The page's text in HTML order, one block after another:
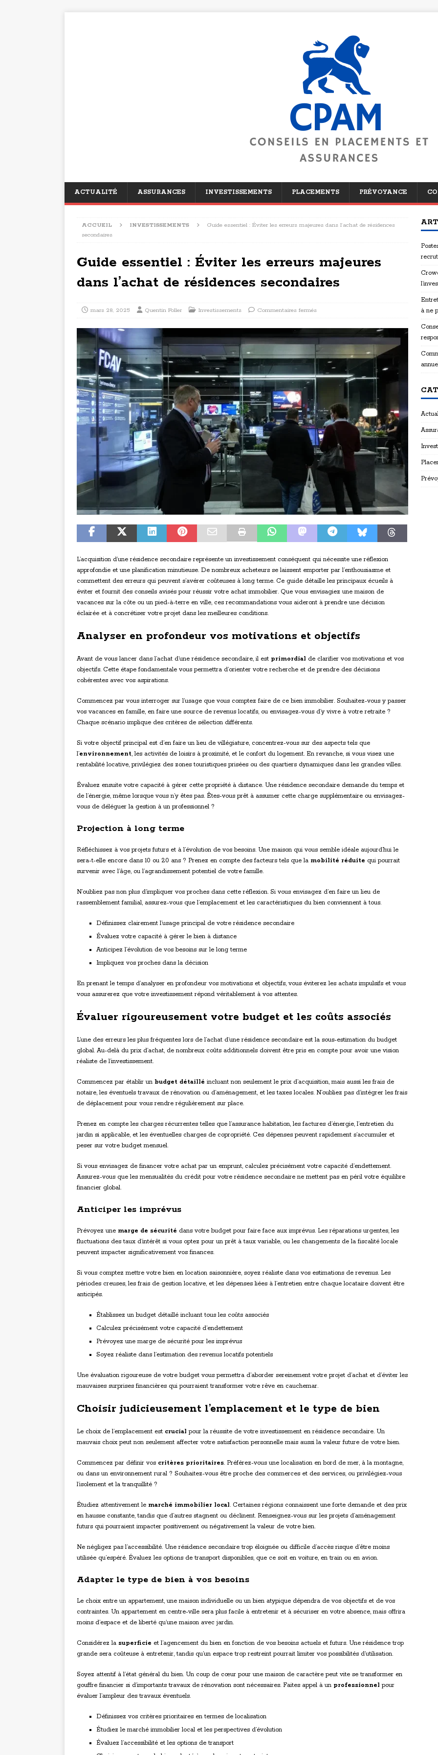
ACTUALITÉ ASSURANCES INVESTISSEMENTS PLACEMENTS PRÉVOYANCE
ACCUEIL INVESTISSEMENTS
Guide essentiel : Éviter les erreurs majeures dans l’achat de résidences
secondaires
Guide essentiel : Éviter les erreurs majeures
dans l’achat de résidences secondaires
mars 28, 2025 Quentin Foller Investissements Commentaires fermés
L’acquisition d’une résidence secondaire représente un investissement conséquent qui nécessite une réflexion
approfondie et une planification minutieuse. De nombreux acheteurs se laissent emporter par l’enthousiasme et
commettent des erreurs qui peuvent s’avérer coûteuses à long terme. Ce guide détaille les principaux écueils à
éviter et fournit des conseils avisés pour réussir votre achat immobilier. Que vous envisagiez une maison de
vacances sur la côte ou un pied-à-terre en ville, ces recommandations vous aideront à prendre une décision
éclairée et à concrétiser votre projet dans les meilleures conditions.
Analyser en profondeur vos motivations et objectifs
Avant de vous lancer dans l’achat d’une résidence secondaire, il est primordial de clarifier vos motivations et vos
objectifs. Cette étape fondamentale vous permettra d’orienter votre recherche et de prendre des décisions
cohérentes avec vos aspirations.
Commencez par vous interroger sur l’usage que vous comptez faire de ce bien immobilier. Souhaitez-vous y passer
vos vacances en famille, en faire une source de revenus locatifs, ou envisagez-vous d’y vivre à votre retraite ?
Chaque scénario implique des critères de sélection différents.
Si votre objectif principal est d’en faire un lieu de villégiature, concentrez-vous sur des aspects tels que
l’environnement, les activités de loisirs à proximité, et le confort du logement. En revanche, si vous visez une
rentabilité locative, privilégiez des zones touristiques prisées ou des quartiers dynamiques dans les grandes villes.
Évaluez ensuite votre capacité à gérer cette propriété à distance. Une résidence secondaire demande du temps et
de l’énergie, même lorsque vous n’y êtes pas. Êtes-vous prêt à assumer cette charge supplémentaire ou envisagez-
vous de déléguer la gestion à un professionnel ?
Projection à long terme
Réfléchissez à vos projets futurs et à l’évolution de vos besoins. Une maison qui vous semble idéale aujourd’hui le
sera-t-elle encore dans 10 ou 20 ans ? Prenez en compte des facteurs tels que la mobilité réduite qui pourrait
survenir avec l’âge, ou l’agrandissement potentiel de votre famille.
N’oubliez pas non plus d’impliquer vos proches dans cette réflexion. Si vous envisagez d’en faire un lieu de
rassemblement familial, assurez-vous que l’emplacement et les caractéristiques du bien conviennent à tous.
Définissez clairement l’usage principal de votre résidence secondaire
Évaluez votre capacité à gérer le bien à distance
Anticipez l’évolution de vos besoins sur le long terme
Impliquez vos proches dans la décision
En prenant le temps d’analyser en profondeur vos motivations et objectifs, vous éviterez les achats impulsifs et vous
vous assurerez que votre investissement répond véritablement à vos attentes.
Évaluer rigoureusement votre budget et les coûts associés
L’une des erreurs les plus fréquentes lors de l’achat d’une résidence secondaire est la sous-estimation du budget
global. Au-delà du prix d’achat, de nombreux coûts additionnels doivent être pris en compte pour avoir une vision
réaliste de l’investissement.
Commencez par établir un budget détaillé incluant non seulement le prix d’acquisition, mais aussi les frais de
notaire, les éventuels travaux de rénovation ou d’aménagement, et les taxes locales. N’oubliez pas d’intégrer les frais
de déplacement pour vous rendre régulièrement sur place.
Prenez en compte les charges récurrentes telles que l’assurance habitation, les factures d’énergie, l’entretien du
jardin si applicable, et les éventuelles charges de copropriété. Ces dépenses peuvent rapidement s’accumuler et
peser sur votre budget mensuel.
Si vous envisagez de financer votre achat par un emprunt, calculez précisément votre capacité d’endettement.
Assurez-vous que les mensualités du crédit pour votre résidence secondaire ne mettent pas en péril votre équilibre
financier global.
Anticiper les imprévus
Prévoyez une marge de sécurité dans votre budget pour faire face aux imprévus. Les réparations urgentes, les
fluctuations des taux d’intérêt si vous optez pour un prêt à taux variable, ou les changements de la fiscalité locale
peuvent impacter significativement vos finances.
Si vous comptez mettre votre bien en location saisonnière, soyez réaliste dans vos estimations de revenus. Les
périodes creuses, les frais de gestion locative, et les dépenses liées à l’entretien entre chaque locataire doivent être
anticipés.
Établissez un budget détaillé incluant tous les coûts associés
Calculez précisément votre capacité d’endettement
Prévoyez une marge de sécurité pour les imprévus
Soyez réaliste dans l’estimation des revenus locatifs potentiels
Une évaluation rigoureuse de votre budget vous permettra d’aborder sereinement votre projet d’achat et d’éviter les
mauvaises surprises financières qui pourraient transformer votre rêve en cauchemar.
Choisir judicieusement l’emplacement et le type de bien
Le choix de l’emplacement est crucial pour la réussite de votre investissement en résidence secondaire. Un
mauvais choix peut non seulement affecter votre satisfaction personnelle mais aussi la valeur future de votre bien.
Commencez par définir vos critères prioritaires. Préférez-vous une localisation en bord de mer, à la montagne,
ou dans un environnement rural ? Souhaitez-vous être proche des commerces et des services, ou privilégiez-vous
l’isolement et la tranquillité ?
Étudiez attentivement le marché immobilier local. Certaines régions connaissent une forte demande et des prix
en hausse constante, tandis que d’autres stagnent ou déclinent. Renseignez-vous sur les projets d’aménagement
futurs qui pourraient impacter positivement ou négativement la valeur de votre bien.
Ne négligez pas l’accessibilité. Une résidence secondaire trop éloignée ou difficile d’accès risque d’être moins
utilisée qu’espéré. Évaluez les options de transport disponibles, que ce soit en voiture, en train ou en avion.
Adapter le type de bien à vos besoins
Le choix entre un appartement, une maison individuelle ou un bien atypique dépendra de vos objectifs et de vos
contraintes. Un appartement en centre-ville sera plus facile à entretenir et à sécuriser en votre absence, mais offrira
moins d’espace et de liberté qu’une maison avec jardin.
Considérez la superficie et l’agencement du bien en fonction de vos besoins actuels et futurs. Une résidence trop
grande sera coûteuse à entretenir, tandis qu’un espace trop restreint pourrait limiter vos possibilités d’utilisation.
Soyez attentif à l’état général du bien. Un coup de cœur pour une maison de caractère peut vite se transformer en
gouffre financier si d’importants travaux de rénovation sont nécessaires. Faites appel à un professionnel pour
évaluer l’ampleur des travaux éventuels.
Définissez vos critères prioritaires en termes de localisation
Étudiez le marché immobilier local et les perspectives d’évolution
Évaluez l’accessibilité et les options de transport
à ne